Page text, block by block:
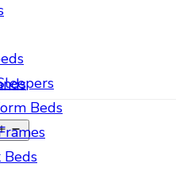
Beds
Beds
Open
menu